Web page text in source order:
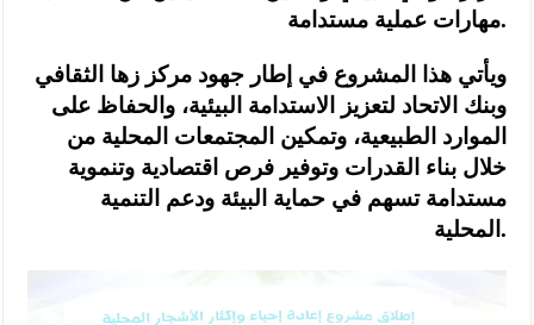
مهارات عملية مستدامة.
ويأتي هذا المشروع في إطار جهود مركز زها الثقافي
وبنك الاتحاد لتعزيز الاستدامة البيئية، والحفاظ على
الموارد الطبيعية، وتمكين المجتمعات المحلية من
خلال بناء القدرات وتوفير فرص اقتصادية وتنموية
مستدامة تسهم في حماية البيئة ودعم التنمية
المحلية.